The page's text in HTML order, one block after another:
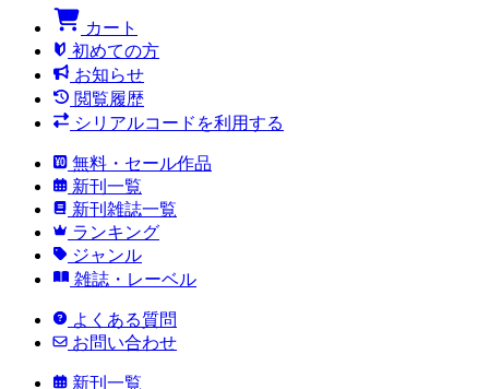
カート
初めての方
お知らせ
閲覧履歴
シリアルコードを利用する
無料・セール作品
新刊一覧
新刊雑誌一覧
ランキング
ジャンル
雑誌・レーベル
よくある質問
お問い合わせ
新刊一覧